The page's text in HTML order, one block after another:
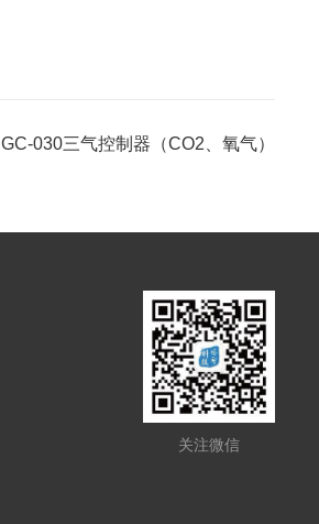
GC-030三气控制器（CO2、氧气）
关注微信